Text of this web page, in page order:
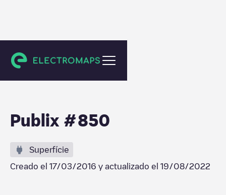
Fort Lauderdale
Publix #850
Superfície
Creado el 17/03/2016 y actualizado el 19/08/2022